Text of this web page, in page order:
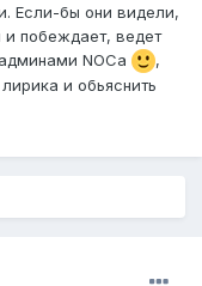
Если-бы они видели,
и побеждает, ведет
NOCа
,
и обьяснить